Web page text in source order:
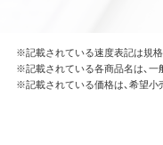
※記載されている速度表記は規格
※記載されている各商品名は、一
※記載されている価格は、希望小